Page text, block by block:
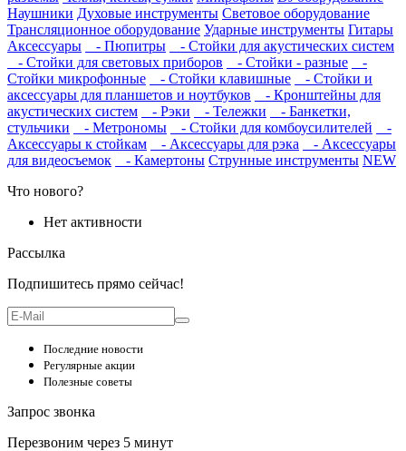
Наушники Духовые инструменты Световое оборудование
Трансляционное оборудование Ударные инструменты Гитары
Аксессуары
- Пюпитры
- Стойки для акустических систем
- Стойки для световых приборов
- Стойки - разные
-
Стойки микрофонные
- Стойки клавишные
- Стойки и
аксессуары для планшетов и ноутбуков
- Кронштейны для
акустических систем
- Рэки - Тележки
- Банкетки,
стульчики
- Метрономы - Стойки для комбоусилителей
-
Аксессуары к стойкам
- Аксессуары для рэка
- Аксессуары
для видеосъемок
- Камертоны Струнные инструменты NEW
Что нового?
Нет активности
Рассылка
Подпишитесь прямо сейчас!
Последние новости
Регулярные акции
Полезные советы
Запрос звонка
Перезвоним через 5 минут